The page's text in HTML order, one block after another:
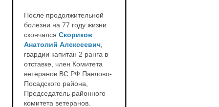
После продолжительной
болезни на 77 году жизни
скончался Скориков
Анатолий Алексеевич,
гвардии капитан 2 ранга в
отставке, член Комитета
ветеранов ВС РФ Павлово-
Посадского района,
Председатель районного
комитета ветеранов.